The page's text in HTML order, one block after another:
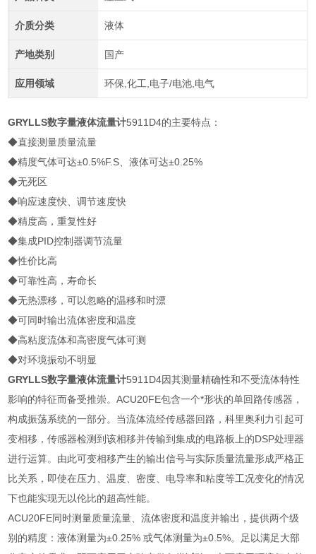
介质分类 液体
产地类别 国产
应用领域 环保,化工,电子/电池,电气
GRYLLS数字量液体流量计5911D4的主要特点：
◆直接测量质量流量
◆精度气体可达±0.5%F.S、液体可达±0.25%
◆无死区
◆响应速度快、调节速度快
◆精度高，重复性好
◆集成PID控制器调节流量
◆性价比高
◆可靠性高，寿命长
◆无热漂移，可以忽略的温移和时漂
◆可同时输出流体密度和温度
◆高粘度流体和高密度气体可测
◆对环境振动不明显
GRYLLS数字量液体流量计5911D4因其测量精确性和不受流体特性
影响的特征而备受推崇。ACU20FE包含一个*形状的单回路传感器，
构成振荡系统的一部分。当流体流经传感器回路，科里奥利力引起可
变相移，传感器检测到该相移并传输到集成的电路板上的DSP处理器
进行运算。由此可变相移产生的输出信号与实际质量流量形成严格正
比关系，即使在压力、温度、密度、电导率和粘度等工况变化的情况
下也能实现无以伦比的超高性能。
ACU20FE同时测量质量流量、流体密度和温度并输出，提供两个级
别的精度：液体测量为±0.25% 或气体测量为±0.5%。足以满足大部